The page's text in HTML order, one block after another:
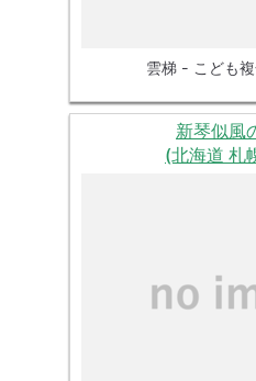
雲梯 - こども
新琴似風
(北海道 札